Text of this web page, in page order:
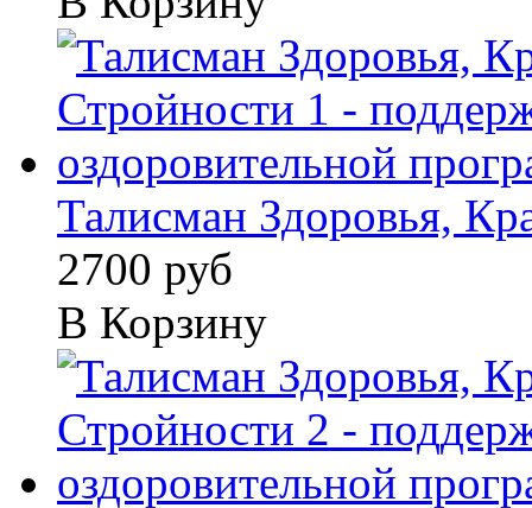
Талисман Здоровья,
2700 руб
В Корзину